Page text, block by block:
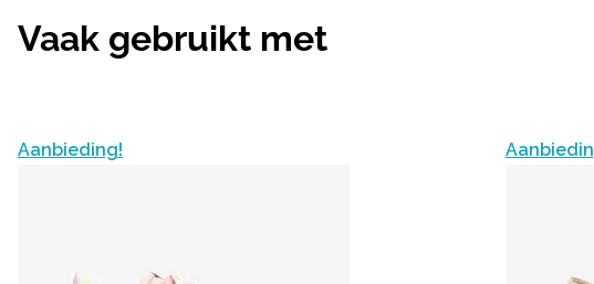
Vaak gebruikt met
Aanbieding!